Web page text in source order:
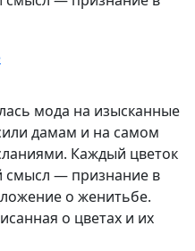
мода на изысканные
дамам и на самом
Каждый цветок
смысл — признание в
о женитьбе.
о цветах и их